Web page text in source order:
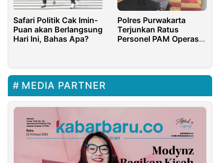
Safari Politik Cak Imin-
Puan akan Berlangsung
Hari Ini, Bahas Apa?
Polres Purwakarta
Terjunkan Ratus
Personel PAM Operasi
MEDIA PARTNER